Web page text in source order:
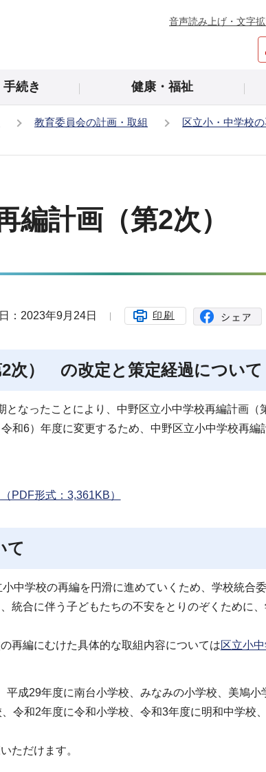
音声読み上げ・文字
手続き 健康・福祉
教育委員会の計画・取組 区立小・中学校
編計画（第2次）
：2023年9月24日 印刷
2次） の改定と策定経過について
なったことにより、中野区立小中学校再編計画（
和6）年度に変更するため、中野区立小中学校再
PDF形式：3,361KB）
て
中学校の再編を円滑に進めていくため、学校統合委
統合に伴う子どもたちの不安をとりのぞくために
再編にむけた具体的な取組内容については区立小
成29年度に南台小学校、みなみの小学校、美鳩小
令和2年度に令和小学校、令和3年度に明和中学校
ただけます。